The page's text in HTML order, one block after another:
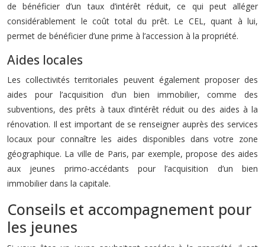
de bénéficier d’un taux d’intérêt réduit, ce qui peut alléger
considérablement le coût total du prêt. Le CEL, quant à lui,
permet de bénéficier d’une prime à l’accession à la propriété.
Aides locales
Les collectivités territoriales peuvent également proposer des
aides pour l’acquisition d’un bien immobilier, comme des
subventions, des prêts à taux d’intérêt réduit ou des aides à la
rénovation. Il est important de se renseigner auprès des services
locaux pour connaître les aides disponibles dans votre zone
géographique. La ville de Paris, par exemple, propose des aides
aux jeunes primo-accédants pour l’acquisition d’un bien
immobilier dans la capitale.
Conseils et accompagnement pour
les jeunes